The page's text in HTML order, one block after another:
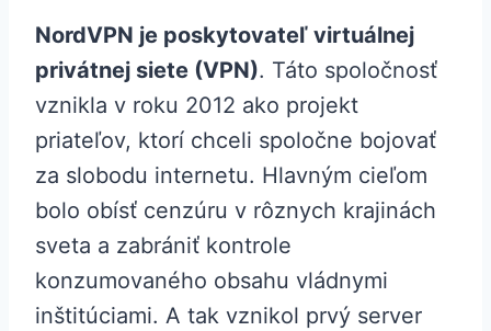
NordVPN je poskytovateľ virtuálnej
privátnej siete (VPN). Táto spoločnosť
vznikla v roku 2012 ako projekt
priateľov, ktorí chceli spoločne bojovať
za slobodu internetu. Hlavným cieľom
bolo obísť cenzúru v rôznych krajinách
sveta a zabrániť kontrole
konzumovaného obsahu vládnymi
inštitúciami. A tak vznikol prvý server